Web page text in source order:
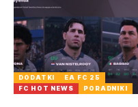
DODATKI
EA FC 25
FC HOT NEWS
PORADNIKI